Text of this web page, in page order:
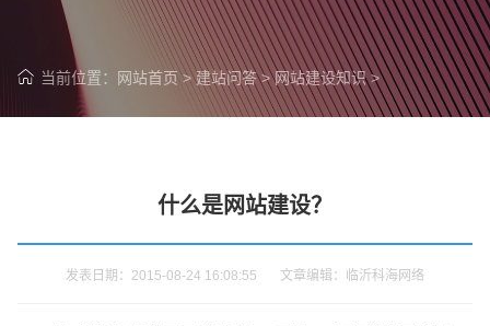
当前位置： 网站首页 >建站问答>网站建设知识>
什么是网站建设？
发表日期：2015-08-24 16:08:55 文章编辑：临沂科海网络